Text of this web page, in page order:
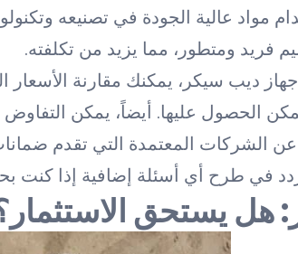
مواد عالية الجودة في تصنيعه
فريد ومتطور، مما يزيد من تكلفته.
ديب سيكر، يمكنك مقارنة الأسعار
الحصول عليها. أيضاً، يمكن
هل يستحق